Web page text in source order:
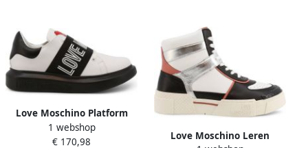
Love Moschino Platform
Sneakers met Oogjes Detail
Black
1 webshop
€ 170,98
Love Moschino Leren